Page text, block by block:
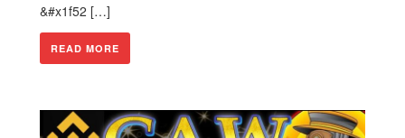
&#x1f52 […]
READ MORE